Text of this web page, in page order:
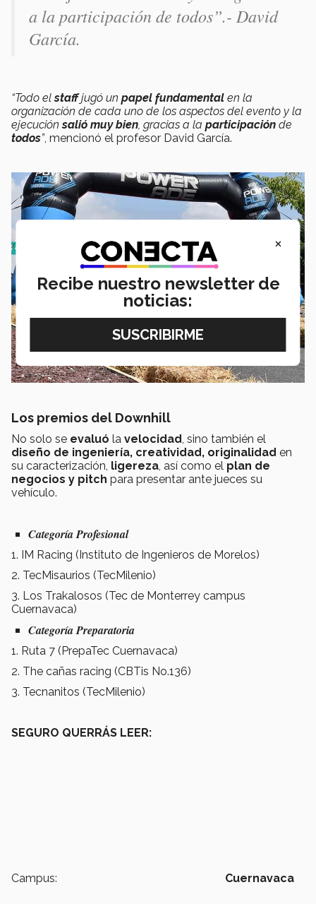
a la participación de todos”.- David
García.
“Todo elstaffjugó un papel fundamental en la
organización de cada uno de los aspectos del evento y la
ejecuciónsalió muy bien, gracias a la participación de
todos”, mencionó el profesor David García.
Los premios del Downhill
No solo se evaluó la velocidad , sino también el
diseño de ingeniería, creatividad, originalidad en
su caracterización, ligereza , así como el plan de
negocios y pitch para presentar ante jueces su
vehículo.
Categoría Profesional
1. IM Racing (Instituto de Ingenieros de Morelos)
2. TecMisaurios (TecMilenio)
3. Los Trakalosos (Tec de Monterrey campus
Cuernavaca)
Categoría Preparatoria
1. Ruta 7 (PrepaTec Cuernavaca)
2. The cañas racing (CBTis No.136)
3. Tecnanitos (TecMilenio)
SEGURO QUERRÁS LEER:
Campus: Cuernavaca
×
Recibe nuestro newsletter de
noticias: